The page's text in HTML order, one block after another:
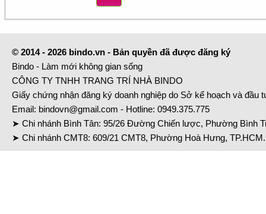
© 2014 - 2026 bindo.vn - Bản quyền đã được đăng ký
Bindo - Làm mới không gian sống
CÔNG TY TNHH TRANG TRÍ NHÀ BINDO
Giấy chứng nhận đăng ký doanh nghiệp do Sở kế hoạch và đầu
Email: bindovn@gmail.com - Hotline: 0949.375.775
➤ Chi nhánh Bình Tân: 95/26 Đường Chiến lược, Phường Bình
➤ Chi nhánh CMT8: 609/21 CMT8, Phường Hoà Hưng,